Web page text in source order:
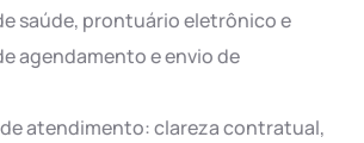
saúde, prontuário eletrônico e
agendamento e envio de
atendimento: clareza contratual,